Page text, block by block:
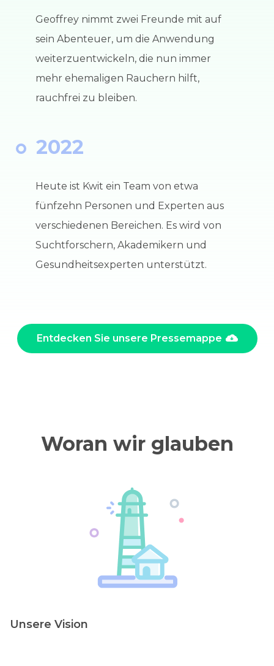
Geoffrey nimmt zwei Freunde mit auf
sein Abenteuer, um die Anwendung
weiterzuentwickeln, die nun immer
mehr ehemaligen Rauchern hilft,
rauchfrei zu bleiben.
2022
Heute ist Kwit ein Team von etwa
fünfzehn Personen und Experten aus
verschiedenen Bereichen. Es wird von
Suchtforschern, Akademikern und
Gesundheitsexperten unterstützt.
Entdecken Sie unsere Pressemappe
Woran wir glauben
Unsere Vision